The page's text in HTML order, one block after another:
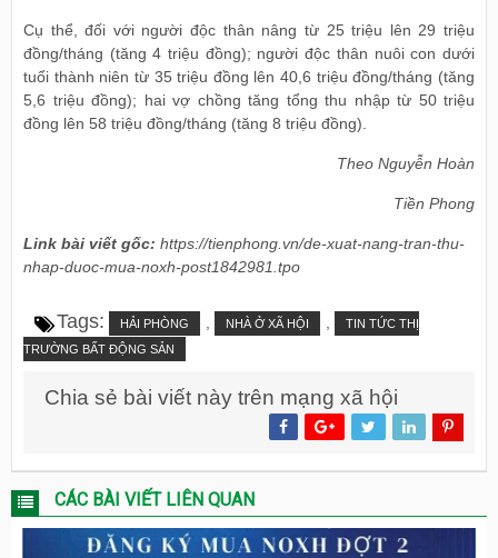
Cụ thể, đối với người độc thân nâng từ 25 triệu lên 29 triệu
đồng/tháng (tăng 4 triệu đồng); người độc thân nuôi con dưới
tuổi thành niên từ 35 triệu đồng lên 40,6 triệu đồng/tháng (tăng
5,6 triệu đồng); hai vợ chồng tăng tổng thu nhập từ 50 triệu
đồng lên 58 triệu đồng/tháng (tăng 8 triệu đồng).
Theo Nguyễn Hoàn
Tiền Phong
Link bài viết gốc: https://tienphong.vn/de-xuat-nang-tran-thu-
nhap-duoc-mua-noxh-post1842981.tpo
Tags: HẢI PHÒNG NHÀ Ở XÃ HỘI
TIN TỨC THỊ
TRƯỜNG BẤT ĐỘNG SẢN
Chia sẻ bài viết này trên mạng xã hội
CÁC BÀI VIẾT LIÊN QUAN